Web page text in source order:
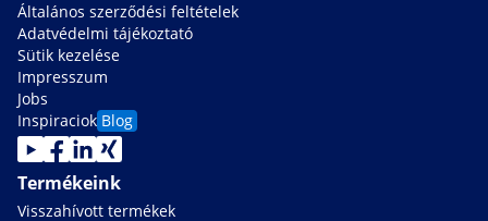
Általános szerződési feltételek
Adatvédelmi tájékoztató
Sütik kezelése
Impresszum
Jobs
Inspiraciok Blog
Termékeink
Visszahívott termékek